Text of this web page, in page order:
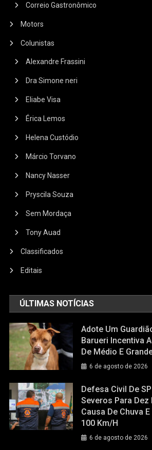
Correio Gastronômico
Motors
Colunistas
Alexandre Frassini
Dra Simone neri
Eliabe Visa
Érica Lemos
Helena Custódio
Márcio Torvano
Nancy Nasser
Pryscila Souza
Sem Mordaça
Tony Auad
Classificados
Editais
ÚLTIMAS NOTÍCIAS
Adote Um
Barueri Incentiva
De Médio E
6 de agosto de 2026
Defesa Civil De
Severos Para Dez
Causa De Chuva
100 Km/h
6 de agosto de 2026